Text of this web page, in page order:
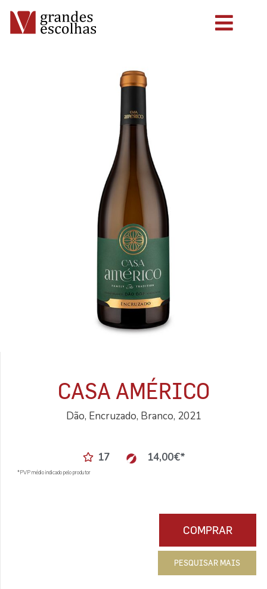
CASA AMÉRICO
Dão, Encruzado, Branco, 2021
17 14,00€*
*PVP médio indicado pelo produtor
COMPRAR
PESQUISAR MAIS